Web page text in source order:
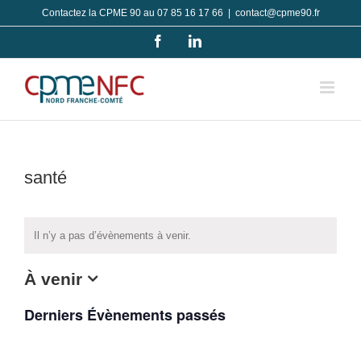
au
Contactez la CPME 90 au 07 85 16 17 66 contact@cpme90.fr
FacebookLinkedIn
santé
Il n’y a pas d’évènements à venir.
À venir
une
Derniers Évènements passés